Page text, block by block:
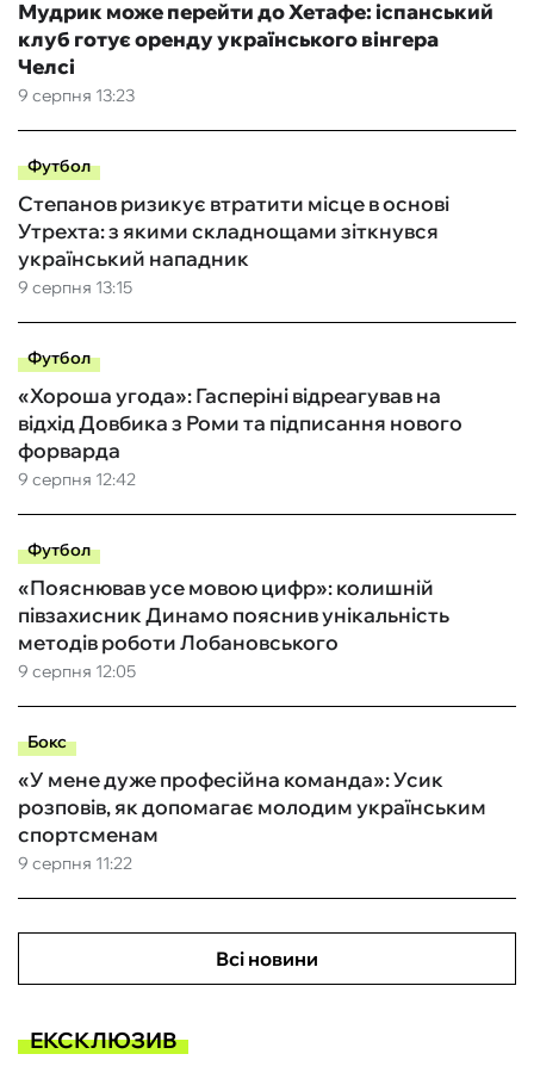
9 серпня 13:23
Мудрик може перейти до Хетафе: іспанський
клуб готує оренду українського вінгера
Челсі
Футбол
9 серпня 13:15
Степанов ризикує втратити місце в основі
Утрехта: з якими складнощами зіткнувся
український нападник
Футбол
9 серпня 12:42
«Хороша угода»: Гасперіні відреагував на
відхід Довбика з Роми та підписання нового
форварда
Футбол
9 серпня 12:05
«Пояснював усе мовою цифр»: колишній
півзахисник Динамо пояснив унікальність
методів роботи Лобановського
Бокс
9 серпня 11:22
«У мене дуже професійна команда»: Усик
розповів, як допомагає молодим українським
спортсменам
Всі новини
ЕКСКЛЮЗИВ